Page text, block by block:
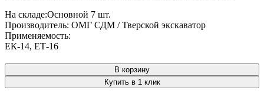
На складе:Основной 7 шт.
Производитель: ОМГ СДМ / Тверской экскаватор
Применяемость:
ЕК-14, ЕТ-16
В корзину
Купить в 1 клик